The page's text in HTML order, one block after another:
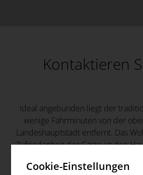
Kontaktieren
Ideal angebunden liegt der
wenige Fahrminuten von der
Landeshauptstadt entfernt. Das
Zufriedenheit der Gäste ist den
Veranstaltung steht Familie
Cookie-Einstellungen